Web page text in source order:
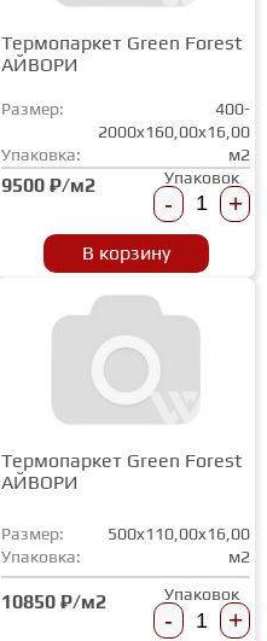
Термопаркет Green Forest
АЙВОРИ
Размер:
400-
2000x160,00x16,00
Упаковка:
м2
9500 ₽/м2 Упаковок
- +
В корзину
Термопаркет Green Forest
АЙВОРИ
Размер:
500x110,00x16,00
Упаковка:
м2
10850 ₽/м2 Упаковок
- +